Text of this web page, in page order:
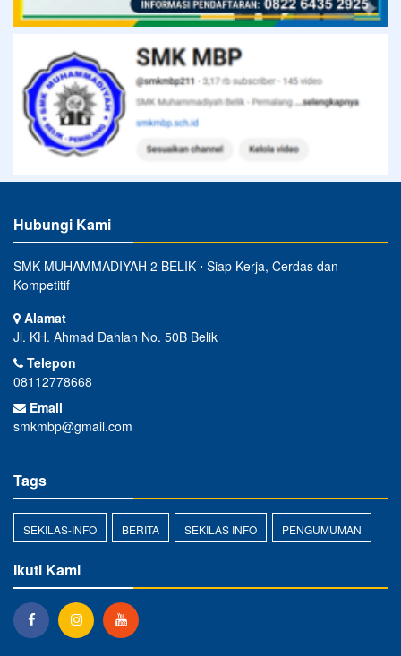
Hubungi Kami
SMK MUHAMMADIYAH 2 BELIK ⋅ Siap Kerja, Cerdas dan
Kompetitif
Alamat
Jl. KH. Ahmad Dahlan No. 50B Belik
Telepon
08112778668
Email
smkmbp@gmail.com
Tags
SEKILAS-INFO BERITA SEKILAS INFO PENGUMUMAN
Ikuti Kami